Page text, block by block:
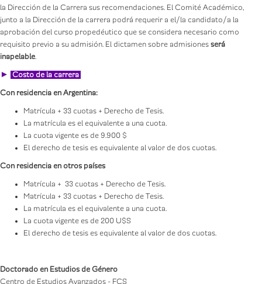
la Dirección de la Carrera sus recomendaciones. El Comité Académico,
junto a la Dirección de la carrera podrá requerir a el/la candidato/a la
aprobación del curso propedéutico que se considera necesario como
requisito previo a su admisión. El dictamen sobre admisiones será
inapelable.
► Costo de la carrera
Con residencia en Argentina:
Matrícula + 33 cuotas + Derecho de Tesis.
La matrícula es el equivalente a una cuota.
La cuota vigente es de 9.900 $
El derecho de tesis es equivalente al valor de dos cuotas.
Con residencia en otros países
Matrícula + 33 cuotas + Derecho de Tesis.
Matrícula + 33 cuotas + Derecho de Tesis.
La matrícula es el equivalente a una cuota.
La cuota vigente es de 200 U$S
El derecho de tesis es equivalente al valor de dos cuotas.
Doctorado en Estudios de Género
Centro de Estudios Avanzados - FCS